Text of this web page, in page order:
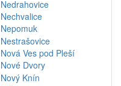
Nedrahovice
Nechvalice
Nepomuk
Nestrašovice
Nová Ves pod Pleší
Nové Dvory
Nový Knín